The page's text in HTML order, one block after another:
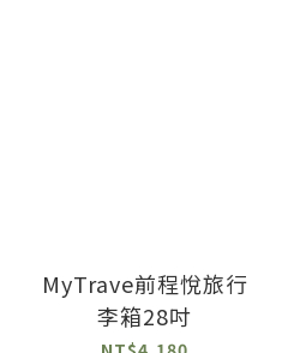
MyTrave前程悅旅行
李箱28吋